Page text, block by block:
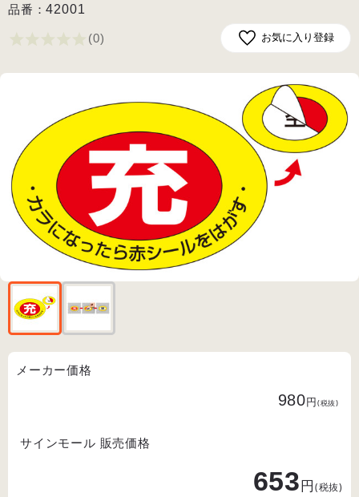
品番：42001
(0) お気に入り登録
メーカー価格
980円(税抜)
サインモール 販売価格
653円(税抜)